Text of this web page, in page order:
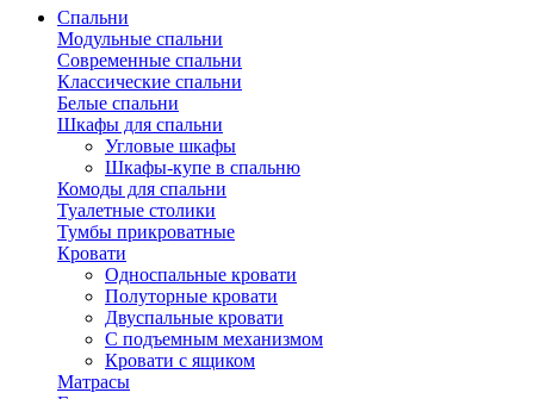
Спальни
Модульные спальни
Современные спальни
Классические спальни
Белые спальни
Шкафы для спальни
Угловые шкафы
Шкафы-купе в спальню
Комоды для спальни
Туалетные столики
Тумбы прикроватные
Кровати
Односпальные кровати
Полуторные кровати
Двуспальные кровати
С подъемным механизмом
Кровати с ящиком
Матрасы